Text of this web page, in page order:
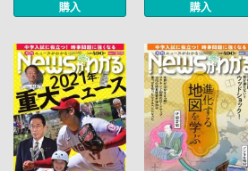
購入 購入